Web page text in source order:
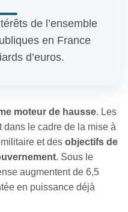
de l’ensemble
en France
d’euros.
moteur de hausse. Les
le cadre de la mise à
et des objectifs de
. Sous le
augmentent de 6,5
en puissance déjà